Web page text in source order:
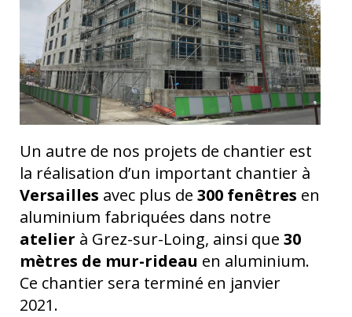
Un autre de nos projets de chantier est
la réalisation d’un important chantier à
Versailles avec plus de 300 fenêtres en
aluminium fabriquées dans notre
atelier à Grez-sur-Loing, ainsi que 30
mètres de mur-rideau en aluminium.
Ce chantier sera terminé en janvier
2021.